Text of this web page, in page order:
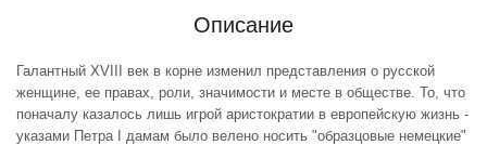
Описание
Галантный XVIII век в корне изменил представления о русской
женщине, ее правах, роли, значимости и месте в обществе. То, что
поначалу казалось лишь игрой аристократии в европейскую жизнь -
указами Петра I дамам было велено носить "образцовые немецкие"